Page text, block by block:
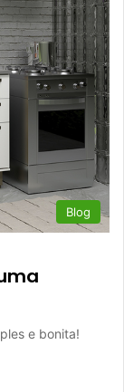
Blog
e bonita!